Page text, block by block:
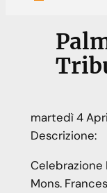
martedì4
Descrizione:
Celebrazione
Mons.